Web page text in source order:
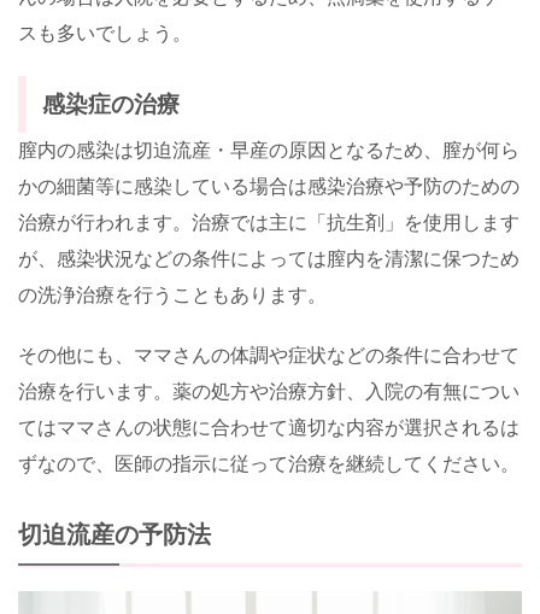
スも多いでしょう。
感染症の治療
膣内の感染は切迫流産・早産の原因となるため、膣が何ら
かの細菌等に感染している場合は感染治療や予防のための
治療が行われます。治療では主に「抗生剤」を使用します
が、感染状況などの条件によっては膣内を清潔に保つため
の洗浄治療を行うこともあります。
その他にも、ママさんの体調や症状などの条件に合わせて
治療を行います。薬の処方や治療方針、入院の有無につい
てはママさんの状態に合わせて適切な内容が選択されるは
ずなので、医師の指示に従って治療を継続してください。
切迫流産の予防法